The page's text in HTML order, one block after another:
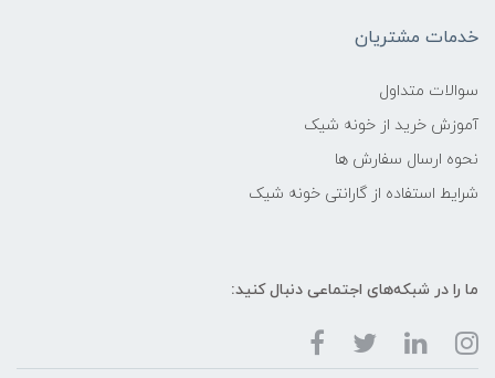
خدمات مشتریان
سوالات متداول
آموزش خرید از خونه شیک
نحوه ارسال سفارش ها
شرایط استفاده از گارانتی خونه شیک
ما را در شبکه‌های اجتماعی دنبال کنید: